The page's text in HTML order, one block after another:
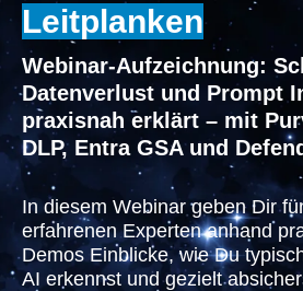
Leitplanken
Webinar-Aufzeichnung:
Datenverlust und Prompt
praxisnah erklärt – mit
DLP, Entra GSA und
In diesem Webinar geben Dir
erfahrenen Experten anhand
Demos Einblicke, wie Du
AI erkennst und gezielt